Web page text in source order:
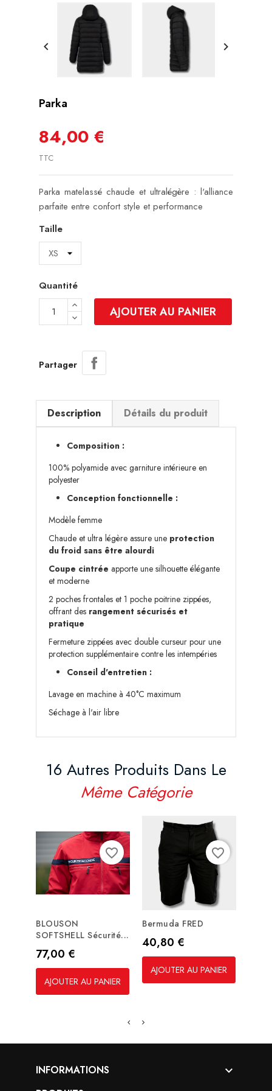
 
Parka
84,00 €
TTC
Parka matelassé chaude et ultralégère : l'alliance
parfaite entre confort style et performance
Taille
Quantité
AJOUTER AU PANIER
Partager
Description Détails du produit
Composition :
100% polyamide avec garniture intérieure en
polyester
Conception fonctionnelle :
Modèle femme
Chaude et ultra légère assure une protection
du froid sans être alourdi
Coupe cintrée apporte une silhouette élégante
et moderne
2 poches frontales et 1 poche poitrine zippées,
offrant des rangement sécurisés et
pratique
Fermeture zippées avec double curseur pour une
protection supplémentaire contre les intempéries
Conseil d'entretien :
Lavage en machine à 40°C maximum
Séchage à l'air libre
16 Autres Produits Dans Le
Même Catégorie
BLOUSON
SOFTSHELL Sécurité...
Prix
77,00 €
AJOUTER AU PANIER
favorite_border
Bermuda FRED
Prix
40,80 €
AJOUTER AU PANIER
favorite_border
INFORMATIONS 